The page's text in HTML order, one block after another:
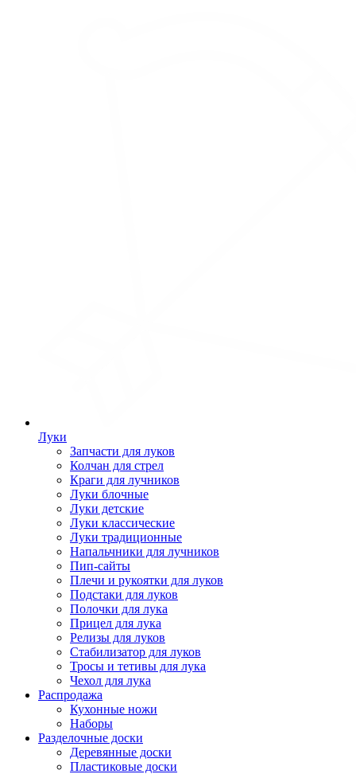
Луки
Запчасти для луков
Колчан для стрел
Краги для лучников
Луки блочные
Луки детские
Луки классические
Луки традиционные
Напальчники для лучников
Пип-сайты
Плечи и рукоятки для луков
Подстаки для луков
Полочки для лука
Прицел для лука
Релизы для луков
Стабилизатор для луков
Тросы и тетивы для лука
Чехол для лука
Распродажа
Кухонные ножи
Наборы
Разделочные доски
Деревянные доски
Пластиковые доски